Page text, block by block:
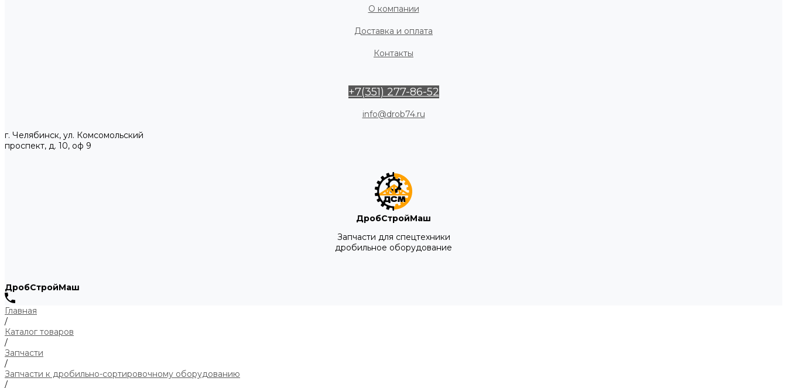
О компании
Доставка и оплата
Контакты
+7(351) 277-86-52
info@drob74.ru
г. Челябинск, ул. Комсомольский
проспект, д. 10, оф 9
ДробСтройМаш
Запчасти для спецтехники
дробильное оборудование
ДробСтройМаш
Главная
/
Каталог товаров
/
Запчасти
/
Запчасти к дробильно-сортировочному оборудованию
/